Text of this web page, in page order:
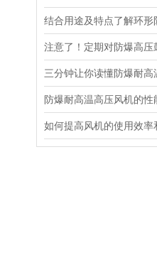
结合用途及特点了解环形
如何提高风机的使用效率